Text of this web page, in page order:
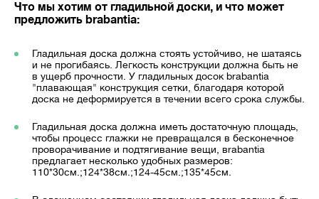
Что мы хотим от гладильной доски, и что может
предложить brabantia:
Гладильная доска должна стоять устойчиво, не шатаясь
и не прогибаясь. Легкость конструкции должна быть не
в ущерб прочности. У гладильных досок brabantia
"плавающая" конструкция сетки, благодаря которой
доска не деформируется в течении всего срока службы.
Гладильная доска должна иметь достаточную площадь,
чтобы процесс глажки не превращался в бесконечное
проворачивание и подтягивание вещи, вrabantia
предлагает несколько удобных размеров:
110*30см.;124*38см.;124-45см.;135*45см.